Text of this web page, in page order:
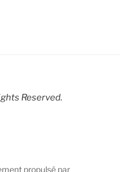
Reserved.
propulsé par